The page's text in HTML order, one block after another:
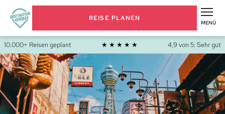
MENÜ
REISE PLANEN
10.000+ Reisen geplant ★ ★ ★ ★ ★ 4,9 von 5: Sehr gut